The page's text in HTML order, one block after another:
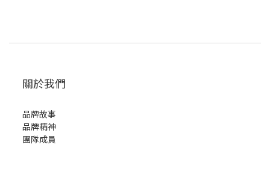
關於我們
品牌故事
品牌精神
團隊成員